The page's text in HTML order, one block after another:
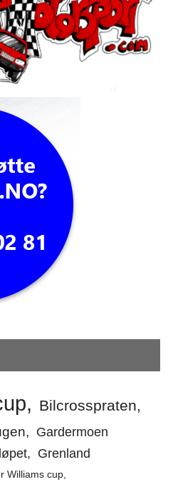
Bilcrosspraten
Gardermoen
Grenland
Williams cup